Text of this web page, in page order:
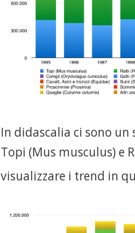
In didascalia ci sono
Topi (Mus musculus) e
visualizzare i trend in